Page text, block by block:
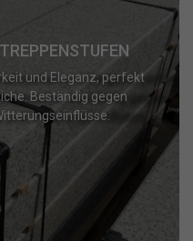
und Eleganz, perfekt
Beständig gegen